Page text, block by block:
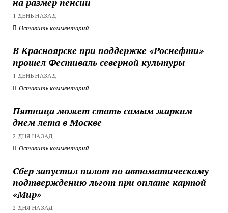
1 ДЕНЬ НАЗАД
Оставить комментарий
В Красноярске при поддержке «Роснефти»
прошел Фестиваль северной культуры
1 ДЕНЬ НАЗАД
Оставить комментарий
Пятница может стать самым жарким
днем лета в Москве
2 ДНЯ НАЗАД
Оставить комментарий
Сбер запустил пилот по автоматическому
подтверждению льгот при оплате картой
«Мир»
2 ДНЯ НАЗАД